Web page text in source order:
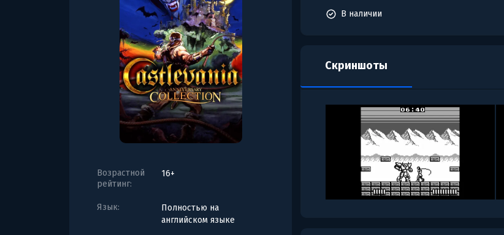
Возрастной
рейтинг:
16+
Язык:
Полностью на
английском языке
В наличии
Скриншоты